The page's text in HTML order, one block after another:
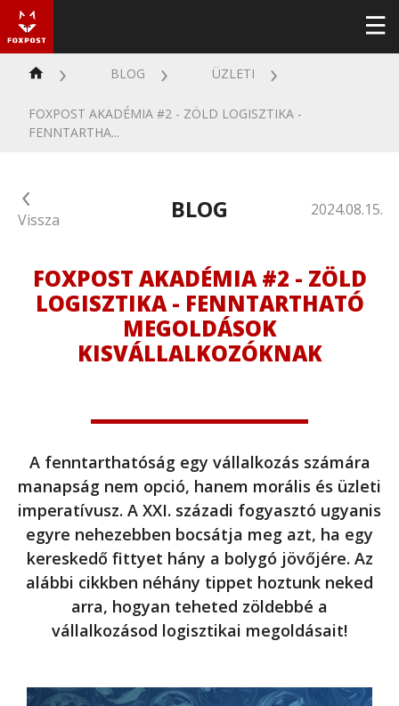
BLOG ÜZLETI
FOXPOST AKADÉMIA #2 - ZÖLD LOGISZTIKA -
FENNTARTHA...
Vissza BLOG 2024.08.15.
FOXPOST AKADÉMIA #2 - ZÖLD
LOGISZTIKA - FENNTARTHATÓ
MEGOLDÁSOK
KISVÁLLALKOZÓKNAK
A fenntarthatóság egy vállalkozás számára
manapság nem opció, hanem morális és üzleti
imperatívusz. A XXI. századi fogyasztó ugyanis
egyre nehezebben bocsátja meg azt, ha egy
kereskedő fittyet hány a bolygó jövőjére. Az
alábbi cikkben néhány tippet hoztunk neked
arra, hogyan teheted zöldebbé a
vállalkozásod logisztikai megoldásait!